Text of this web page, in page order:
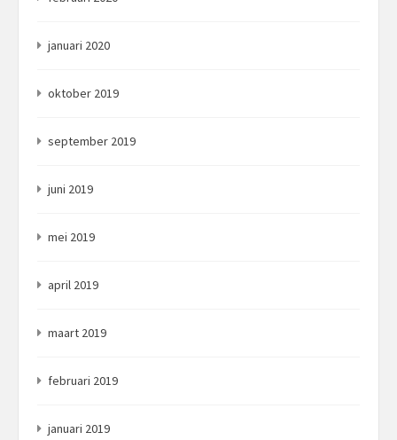
januari 2020
oktober 2019
september 2019
juni 2019
mei 2019
april 2019
maart 2019
februari 2019
januari 2019